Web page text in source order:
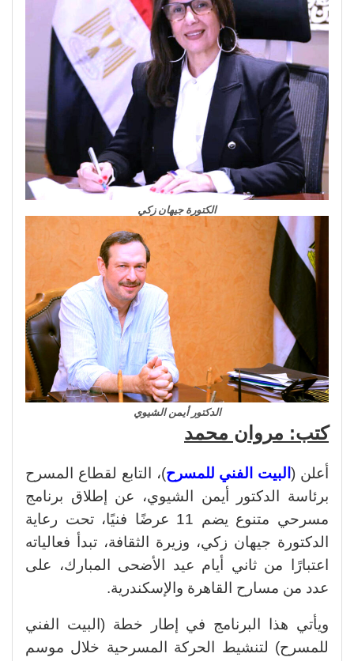
الكتورة جيهان زكي
الدكتور أيمن الشيوي
كتب: مروان محمد
أعلن (البيت الفني للمسرح)، التابع لقطاع المسرح
برئاسة الدكتور أيمن الشيوي، عن إطلاق برنامج
مسرحي متنوع يضم 11 عرضًا فنيًا، تحت رعاية
الدكتورة جيهان زكي، وزيرة الثقافة، تبدأ فعالياته
اعتبارًا من ثاني أيام عيد الأضحى المبارك، على
عدد من مسارح القاهرة والإسكندرية.
ويأتي هذا البرنامج في إطار خطة (البيت الفني
للمسرح) لتنشيط الحركة المسرحية خلال موسم